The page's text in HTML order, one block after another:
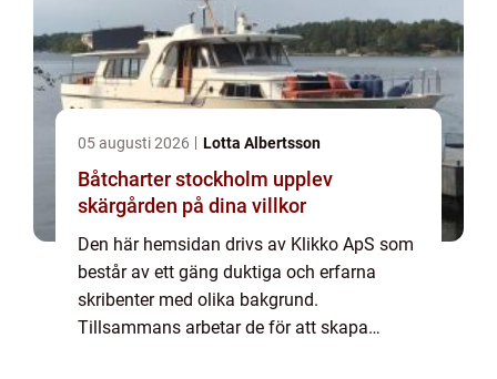
05 augusti 2026 Lotta Albertsson
Båtcharter stockholm upplev
skärgården på dina villkor
Den här hemsidan drivs av Klikko ApS som
består av ett gäng duktiga och erfarna
skribenter med olika bakgrund.
Tillsammans arbetar de för att skapa